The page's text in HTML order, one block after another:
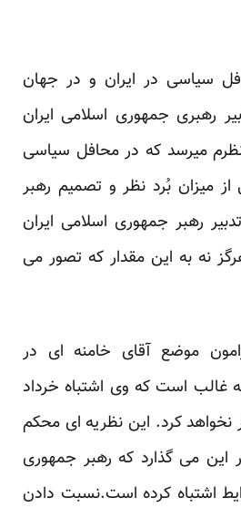
سیاسی در ایران و در جهان
رهبری جمهوری اسلامی ایران
میرسد که در محافل سیاسی
از میزان بُرد نظر و تصمیم رهبر
رهبر جمهوری اسلامی ایران
نه به این مقدار که تصور می
موضع آقای خامنه ای در
غالب است که وی اشتباه خرداد
۸۸ را تکرار نخواهد کرد. این نظریه ای محکم
این می گذارد که رهبر جمهوری
اشتباه کرده است.نسبت دادن